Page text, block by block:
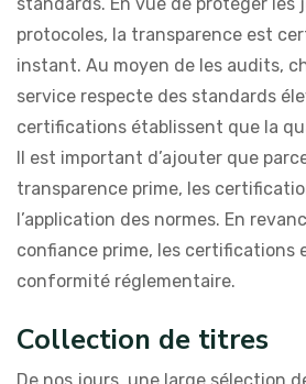
protocoles, la transparence est
instant. Au moyen de les audits,
service respecte des standards
certifications établissent que la
Il est important d’ajouter que
transparence prime, les
l’application des normes. En
confiance prime, les certifications
conformité réglementaire.
Collection de titres